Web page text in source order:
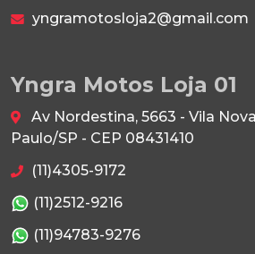
yngramotosloja2@gmail.com
Yngra Motos Loja 01
Av Nordestina, 5663 - Vila
Paulo/SP - CEP 08431410
(11)4305-9172
(11)2512-9216
(11)94783-9276